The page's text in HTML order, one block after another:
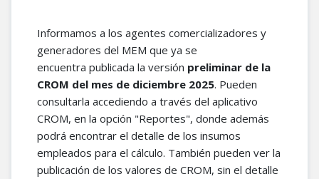
Informamos a los agentes comercializadores y
generadores del MEM que ya se
encuentra publicada la versión preliminar de la
CROM del mes de diciembre 2025. Pueden
consultarla accediendo a través del aplicativo
CROM, en la opción "Reportes", donde además
podrá encontrar el detalle de los insumos
empleados para el cálculo. También pueden ver la
publicación de los valores de CROM, sin el detalle